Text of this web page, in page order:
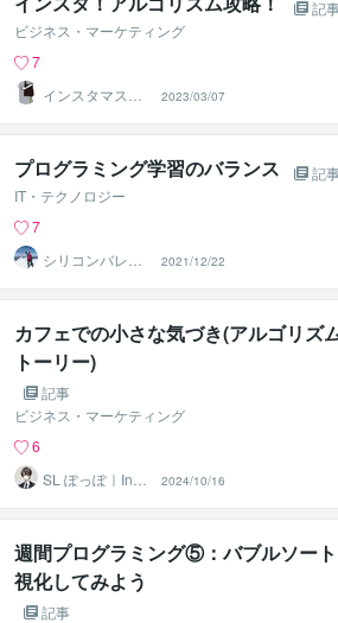
記
ビジネス・マーケティング
7
インスタマスタ
ー＠Fuji
2023/03/07
プログラミング学習のバランス
記
IT・テクノロジー
7
シリコンバレー
スーパーウエア
2021/12/22
カフェでの小さな気づき(アルゴリズ
トーリー)
記事
ビジネス・マーケティング
6
SL ぽっぽ｜Insta
gram運用代行
2024/10/16
週間プログラミング⑤：バブルソー
視化してみよう
記事